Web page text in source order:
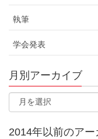
執筆
学会発表
月別アーカイブ
2014年以前のアー